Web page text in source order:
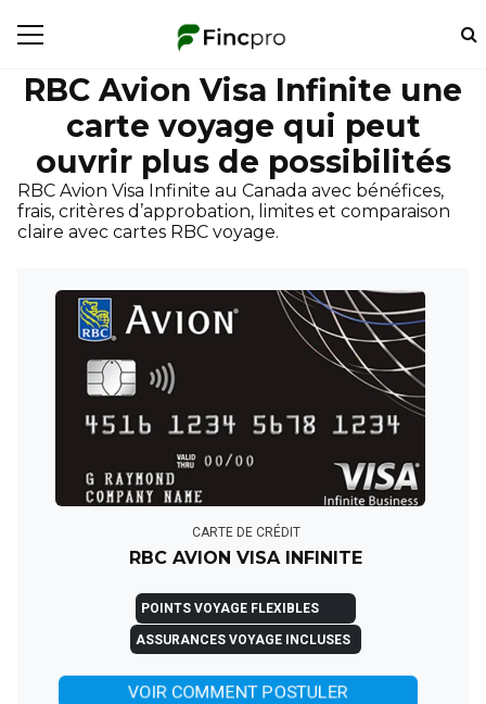
RBC Avion Visa Infinite une
carte voyage qui peut
ouvrir plus de possibilités
RBC Avion Visa Infinite au Canada avec bénéfices,
frais, critères d’approbation, limites et comparaison
claire avec cartes RBC voyage.
CARTE DE CRÉDIT
RBC AVION VISA INFINITE
POINTS VOYAGE FLEXIBLES
ASSURANCES VOYAGE INCLUSES
VOIR COMMENT POSTULER